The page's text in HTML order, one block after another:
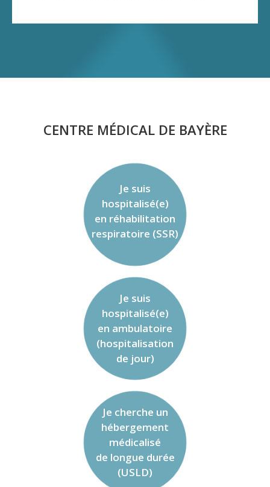
CENTRE MÉDICAL DE BAYÈRE
Je suis
hospitalisé(e)
en réhabilitation
respiratoire (SSR)
Je suis
hospitalisé(e)
en ambulatoire
(hospitalisation
de jour)
Je cherche un
hébergement
médicalisé
de longue durée
(USLD)